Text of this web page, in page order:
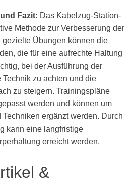
Fazit: Das Kabelzug-Station-
Methode zur Verbesserung der
gezielte Übungen können die
die für eine aufrechte Haltung
bei der Ausführung der
Technik zu achten und die
zu steigern. Trainingspläne
werden und können um
ergänzt werden. Durch
kann eine langfristige
erreicht werden.
&